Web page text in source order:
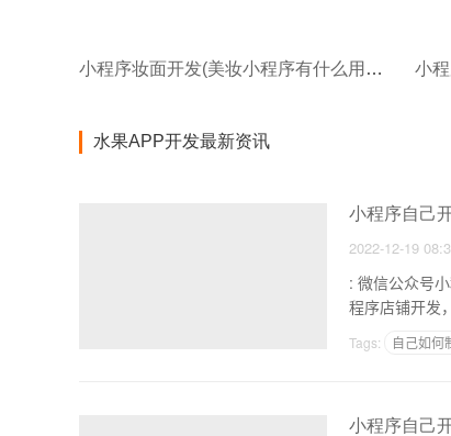
小程序妆面开发(美妆小程序有什么用开发这个小程序有何意义)
水果APP开发最新资讯
小程序自己
2022-12-19
: 微信公众号小程序开通及开发
程序店铺开发
Tags: 自己如何
小程序自己